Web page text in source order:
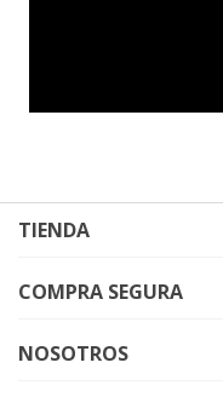
TIENDA
COMPRA SEGURA
NOSOTROS